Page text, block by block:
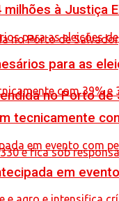
no Porto
à Justiça
para as
tecnicamente
em